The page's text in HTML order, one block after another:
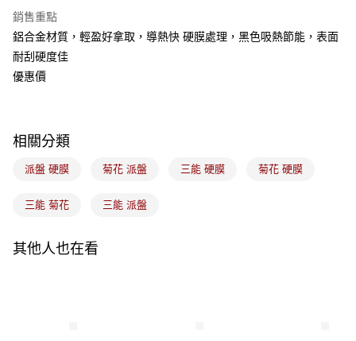
全盈+PAY
ATM付款
每筆NT$100，滿NT$1,500(含以上)免運費
常溫宅配-(限重20kg以下)
免運費
銷售重點
鋁合金材質，輕盈好拿取，導熱快 硬膜處理，黑色吸熱節能，表面
耐刮硬度佳
優惠價
相關分類
派盤 硬膜 菊花 派盤 三能 硬膜 菊花 硬膜
三能 菊花 三能 派盤
其他人也在看